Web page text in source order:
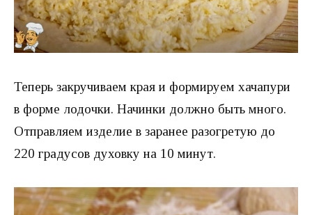
Теперь закручиваем края и формируем хачапури
в форме лодочки. Начинки должно быть много.
Отправляем изделие в заранее разогретую до
220 градусов духовку на 10 минут.